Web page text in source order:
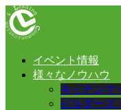
イベント情報
様々なノウハウ
キッチンマ
ビルダーズ